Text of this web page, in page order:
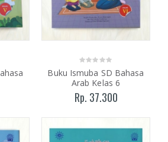
Buku Ismuba SD Bahasa
Arab Kelas 6
Rp. 37.300